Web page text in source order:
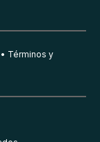
Términos y